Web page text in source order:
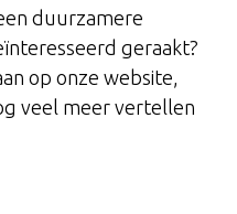
duurzamere
geraakt?
op onze website,
veel meer vertellen